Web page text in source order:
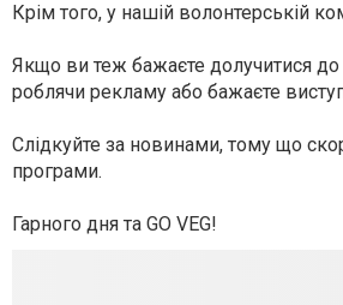
Крім того, у нашій волонтерській
Якщо ви теж бажаєте долучитися
роблячи рекламу або бажаєте
Слідкуйте за новинами, тому що
програми.
Гарного дня та GO VEG!